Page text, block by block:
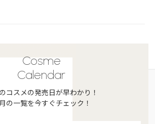
Cosme
Calendar
コスメの発売日が早わかり！
の一覧を今すぐチェック！